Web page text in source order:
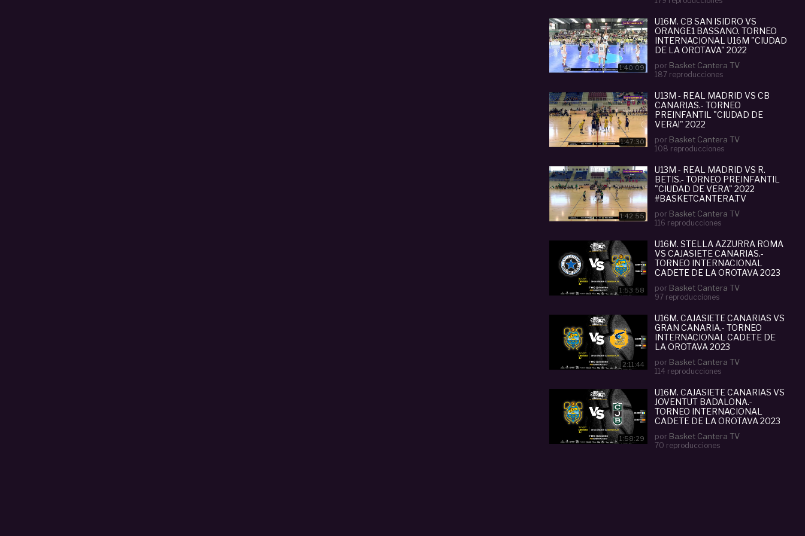
1:40:09
U16M. CB SAN ISIDRO VS
ORANGE1 BASSANO. TORNEO
INTERNACIONAL U16M "CIUDAD
DE LA OROTAVA" 2022
por Basket Cantera TV
187 reproducciones
1:47:30
U13M - REAL MADRID VS CB
CANARIAS.- TORNEO
PREINFANTIL "CIUDAD DE
VERA!" 2022
por Basket Cantera TV
108 reproducciones
1:42:55
U13M - REAL MADRID VS R.
BETIS.- TORNEO PREINFANTIL
"CIUDAD DE VERA" 2022
#BASKETCANTERA.TV
por Basket Cantera TV
116 reproducciones
1:53:58
U16M. STELLA AZZURRA ROMA
VS CAJASIETE CANARIAS.-
TORNEO INTERNACIONAL
CADETE DE LA OROTAVA 2023
por Basket Cantera TV
97 reproducciones
2:11:44
U16M. CAJASIETE CANARIAS VS
GRAN CANARIA.- TORNEO
INTERNACIONAL CADETE DE
LA OROTAVA 2023
por Basket Cantera TV
114 reproducciones
1:58:29
U16M. CAJASIETE CANARIAS VS
JOVENTUT BADALONA.-
TORNEO INTERNACIONAL
CADETE DE LA OROTAVA 2023
por Basket Cantera TV
70 reproducciones